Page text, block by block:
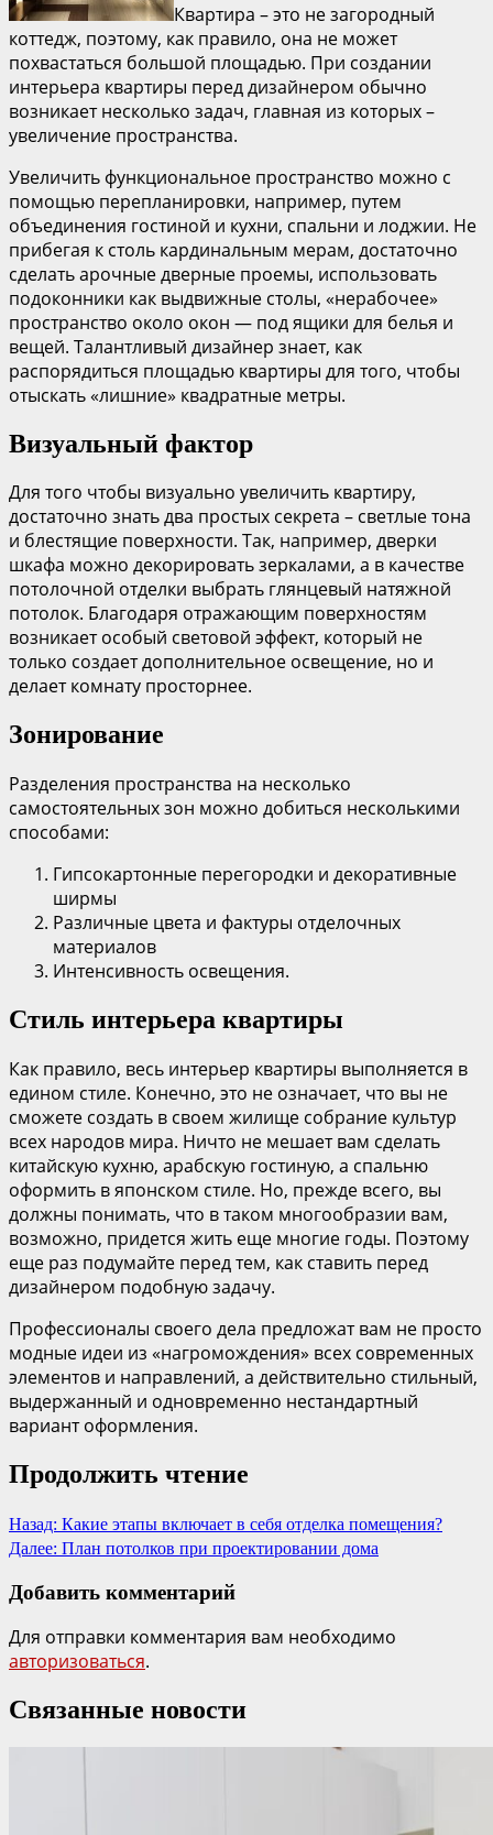
Квартира – это не загородный
коттедж, поэтому, как правило, она не может
похвастаться большой площадью. При создании
интерьера квартиры перед дизайнером обычно
возникает несколько задач, главная из которых –
увеличение пространства.
Увеличить функциональное пространство можно с
помощью перепланировки, например, путем
объединения гостиной и кухни, спальни и лоджии. Не
прибегая к столь кардинальным мерам, достаточно
сделать арочные дверные проемы, использовать
подоконники как выдвижные столы, «нерабочее»
пространство около окон — под ящики для белья и
вещей. Талантливый дизайнер знает, как
распорядиться площадью квартиры для того, чтобы
отыскать «лишние» квадратные метры.
Визуальный фактор
Для того чтобы визуально увеличить квартиру,
достаточно знать два простых секрета – светлые тона
и блестящие поверхности. Так, например, дверки
шкафа можно декорировать зеркалами, а в качестве
потолочной отделки выбрать глянцевый натяжной
потолок. Благодаря отражающим поверхностям
возникает особый световой эффект, который не
только создает дополнительное освещение, но и
делает комнату просторнее.
Зонирование
Разделения пространства на несколько
самостоятельных зон можно добиться несколькими
способами:
Гипсокартонные перегородки и декоративные
ширмы
Различные цвета и фактуры отделочных
материалов
Интенсивность освещения.
Стиль интерьера квартиры
Как правило, весь интерьер квартиры выполняется в
едином стиле. Конечно, это не означает, что вы не
сможете создать в своем жилище собрание культур
всех народов мира. Ничто не мешает вам сделать
китайскую кухню, арабскую гостиную, а спальню
оформить в японском стиле. Но, прежде всего, вы
должны понимать, что в таком многообразии вам,
возможно, придется жить еще многие годы. Поэтому
еще раз подумайте перед тем, как ставить перед
дизайнером подобную задачу.
Профессионалы своего дела предложат вам не просто
модные идеи из «нагромождения» всех современных
элементов и направлений, а действительно стильный,
выдержанный и одновременно нестандартный
вариант оформления.
Продолжить чтение
Назад: Какие этапы включает в себя отделка помещения?
Далее: План потолков при проектировании дома
Добавить комментарий
Для отправки комментария вам необходимо
авторизоваться.
Связанные новости